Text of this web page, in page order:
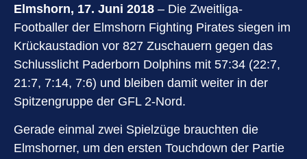
Elmshorn, 17. Juni 2018 – Die Zweitliga-
Footballer der Elmshorn Fighting Pirates siegen im
Krückaustadion vor 827 Zuschauern gegen das
Schlusslicht Paderborn Dolphins mit 57:34 (22:7,
21:7, 7:14, 7:6) und bleiben damit weiter in der
Spitzengruppe der GFL 2-Nord.
Gerade einmal zwei Spielzüge brauchten die
Elmshorner, um den ersten Touchdown der Partie